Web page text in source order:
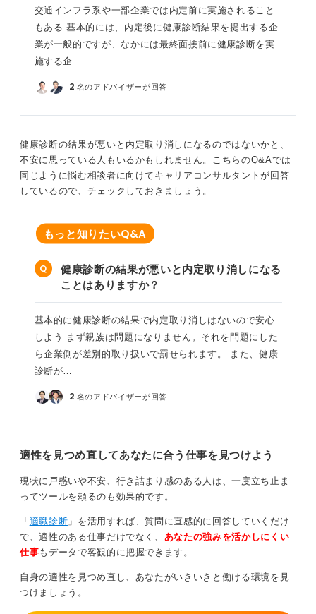
交通インフラ系や一部企業では内定前に実施されること
もある 基本的には、内定後に健康診断結果を提出する企
業が一般的ですが、なかには最終面接前に健康診断を実
施する企…
2 名のアドバイザーが回答
健康診断の結果が悪いと内定取り消しになるのではないかと、
不安に思っている人もいるかもしれません。こちらのQ&Aでは
同じように悩む相談者に向けてキャリアコンサルタントが回答
しているので、チェックしておきましょう。
もっと知りたいQ&A
健康診断の結果が悪いと内定取り消しになる
ことはありますか？
基本的に健康診断の結果で内定取り消しはないので安心
しよう まず親族は問題になりません。それを問題にした
ら企業側が差別的取り扱いで罰せられます。 また、健康
診断が…
2 名のアドバイザーが回答
適性を見つめ直してあなたに合う仕事を見つけよう
現状に戸惑いや不安、行き詰まり感のある人は、一度立ち止ま
ってツールを頼るのも効果的です。
「 適職診断 」を活用すれば、質問に直感的に回答していくだけ
で、適性のある仕事だけでなく、 あなたの強みを活かしにくい
仕事もデータで客観的に把握できます。
自身の適性を見つめ直し、あなたがいきいきと働ける環境を見
つけましょう。